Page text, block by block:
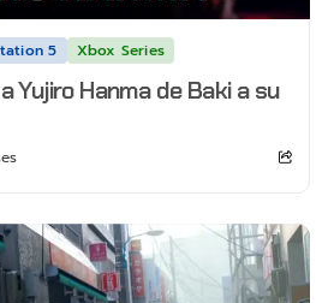
5 Xbox Series
Yujiro Hanma de Baki a su